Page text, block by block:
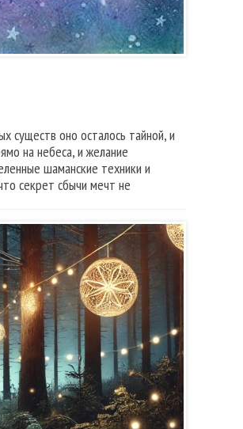
существ оно осталось тайной, и
на небеса, и желание
шаманские техники и
секрет сбычи мечт не